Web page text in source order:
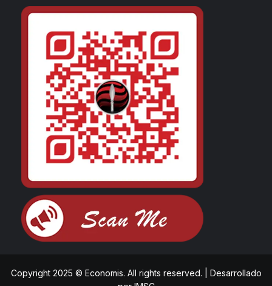
Copyright 2025 © Economis. All rights reserved.
Desarrollado